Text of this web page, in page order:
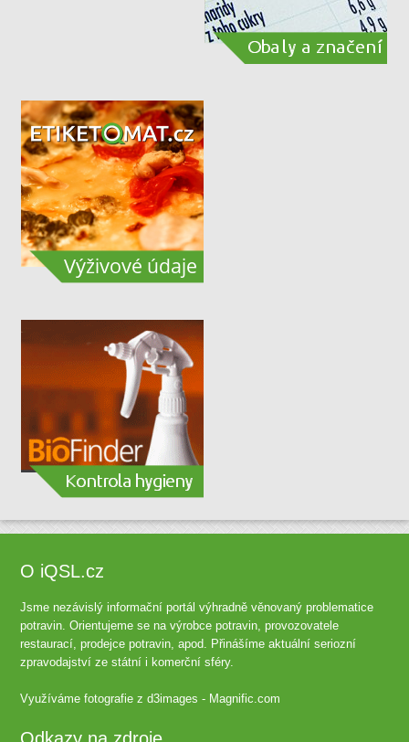
O iQSL.cz
Jsme nezávislý informační portál výhradně věnovaný problematice
potravin. Orientujeme se na výrobce potravin, provozovatele
restaurací, prodejce potravin, apod. Přinášíme aktuální seriozní
zpravodajství ze státní i komerční sféry.
Využíváme fotografie zd3images - Magnific.com